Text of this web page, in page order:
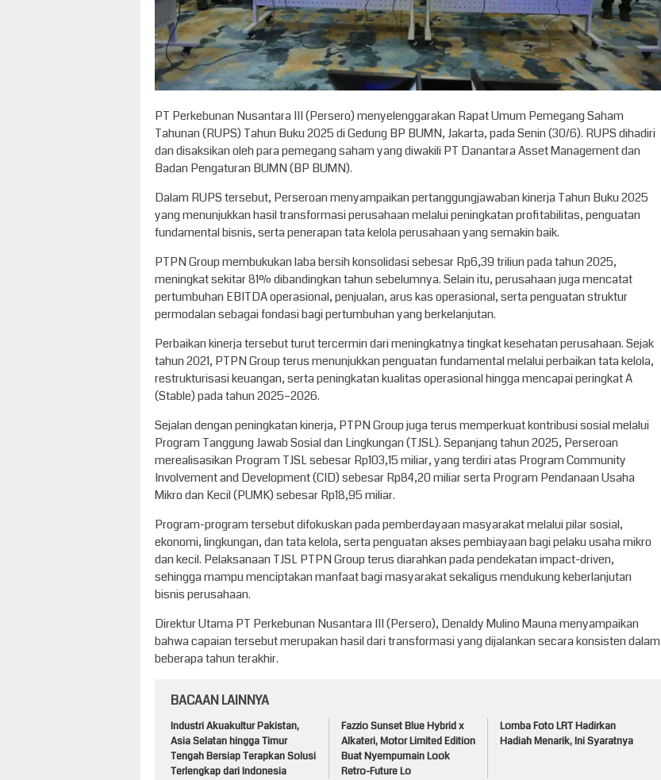
PT Perkebunan Nusantara III (Persero) menyelenggarakan Rapat Umum Pemegang Saham
Tahunan (RUPS) Tahun Buku 2025 di Gedung BP BUMN, Jakarta, pada Senin (30/6). RUPS dihadiri
dan disaksikan oleh para pemegang saham yang diwakili PT Danantara Asset Management dan
Badan Pengaturan BUMN (BP BUMN).
Dalam RUPS tersebut, Perseroan menyampaikan pertanggungjawaban kinerja Tahun Buku 2025
yang menunjukkan hasil transformasi perusahaan melalui peningkatan profitabilitas, penguatan
fundamental bisnis, serta penerapan tata kelola perusahaan yang semakin baik.
PTPN Group membukukan laba bersih konsolidasi sebesar Rp6,39 triliun pada tahun 2025,
meningkat sekitar 81% dibandingkan tahun sebelumnya. Selain itu, perusahaan juga mencatat
pertumbuhan EBITDA operasional, penjualan, arus kas operasional, serta penguatan struktur
permodalan sebagai fondasi bagi pertumbuhan yang berkelanjutan.
Perbaikan kinerja tersebut turut tercermin dari meningkatnya tingkat kesehatan perusahaan. Sejak
tahun 2021, PTPN Group terus menunjukkan penguatan fundamental melalui perbaikan tata kelola,
restrukturisasi keuangan, serta peningkatan kualitas operasional hingga mencapai peringkat A
(Stable) pada tahun 2025–2026.
Sejalan dengan peningkatan kinerja, PTPN Group juga terus memperkuat kontribusi sosial melalui
Program Tanggung Jawab Sosial dan Lingkungan (TJSL). Sepanjang tahun 2025, Perseroan
merealisasikan Program TJSL sebesar Rp103,15 miliar, yang terdiri atas Program Community
Involvement and Development (CID) sebesar Rp84,20 miliar serta Program Pendanaan Usaha
Mikro dan Kecil (PUMK) sebesar Rp18,95 miliar.
Program-program tersebut difokuskan pada pemberdayaan masyarakat melalui pilar sosial,
ekonomi, lingkungan, dan tata kelola, serta penguatan akses pembiayaan bagi pelaku usaha mikro
dan kecil. Pelaksanaan TJSL PTPN Group terus diarahkan pada pendekatan impact-driven,
sehingga mampu menciptakan manfaat bagi masyarakat sekaligus mendukung keberlanjutan
bisnis perusahaan.
Direktur Utama PT Perkebunan Nusantara III (Persero), Denaldy Mulino Mauna menyampaikan
bahwa capaian tersebut merupakan hasil dari transformasi yang dijalankan secara konsisten dalam
beberapa tahun terakhir.
BACAAN LAINNYA
Industri Akuakultur Pakistan,
Asia Selatan hingga Timur
Tengah Bersiap Terapkan Solusi
Terlengkap dari Indonesia
Fazzio Sunset Blue Hybrid x
Alkateri, Motor Limited Edition
Buat Nyempurnain Look
Retro-Future Lo
Lomba Foto LRT Hadirkan
Hadiah Menarik, Ini Syaratnya